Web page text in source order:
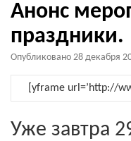
Анонс
праздники.
Опубликовано 28 декабря
[yframe url=’http://
Уже завтра